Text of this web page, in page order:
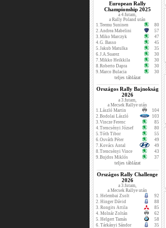
European Rally
Championship 2025
a 4.futam,
a Rally Poland után
1.Teemu Suninen
80
2.Andrea Mabelini
57
3.Miko Marczyk
47
4.G. Basso
45
5.Jakub Matulka
35
6.J.A.Suarez
30
7.Mikko Heikkila
30
8.Roberto Dapra
30
9.Marco Bulacia 30
teljes táblázat
Országos Rally Bajnokság
2026
a 3.futam,
a Mecsek Rallye után
1.László Martin
104
2.Bodolai László
103
3.Vincze Ferenc
85
4.Trencsényi József
80
5.Tóth Tibor
55
6.Osváth Péter
49
7.Kovács Antal
49
8.Trencsényi Vince
43
9.Bujdos Miklós 37
teljes táblázat
Országos Rally Challenge
2026
a 3.futam,
a Mecsek Rallye után
1. Helembai Zsolt
92
2. Hinger Dávid
88
3. Rongits Attila
85
4. Molnár Zoltán
62
5. Helgert Tamás
58
6. Tárkányi Sándor
35